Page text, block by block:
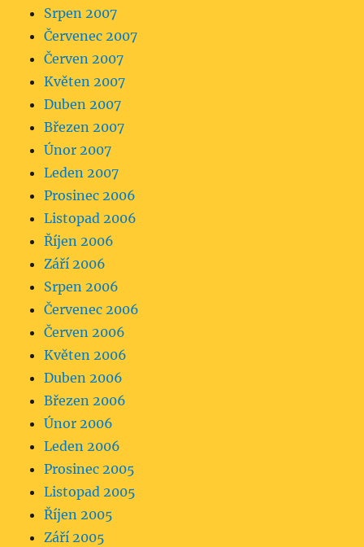
Srpen 2007
Červenec 2007
Červen 2007
Květen 2007
Duben 2007
Březen 2007
Únor 2007
Leden 2007
Prosinec 2006
Listopad 2006
Říjen 2006
Září 2006
Srpen 2006
Červenec 2006
Červen 2006
Květen 2006
Duben 2006
Březen 2006
Únor 2006
Leden 2006
Prosinec 2005
Listopad 2005
Říjen 2005
Září 2005